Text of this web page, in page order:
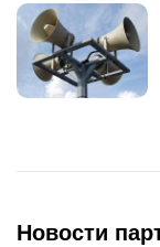
Новости